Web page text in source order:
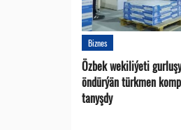
Biznes
Özbek wekiliýeti
öndürýän türkmen
tanyşdy